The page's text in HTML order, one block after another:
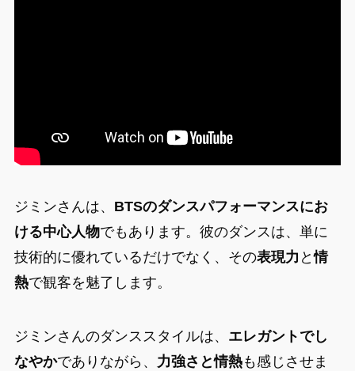
ジミンさんは、 BTSのダンスパフォーマンスにお
ける中心人物でもあります。彼のダンスは、単に
技術的に優れているだけでなく、その表現力 と情
熱で観客を魅了します。
ジミンさんのダンススタイルは、 エレガントでし
なやかでありながら、 力強さと情熱も感じさせま